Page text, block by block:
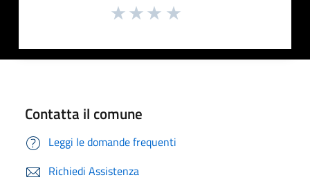
Contatta il comune
Leggi le domande frequenti
Richiedi Assistenza